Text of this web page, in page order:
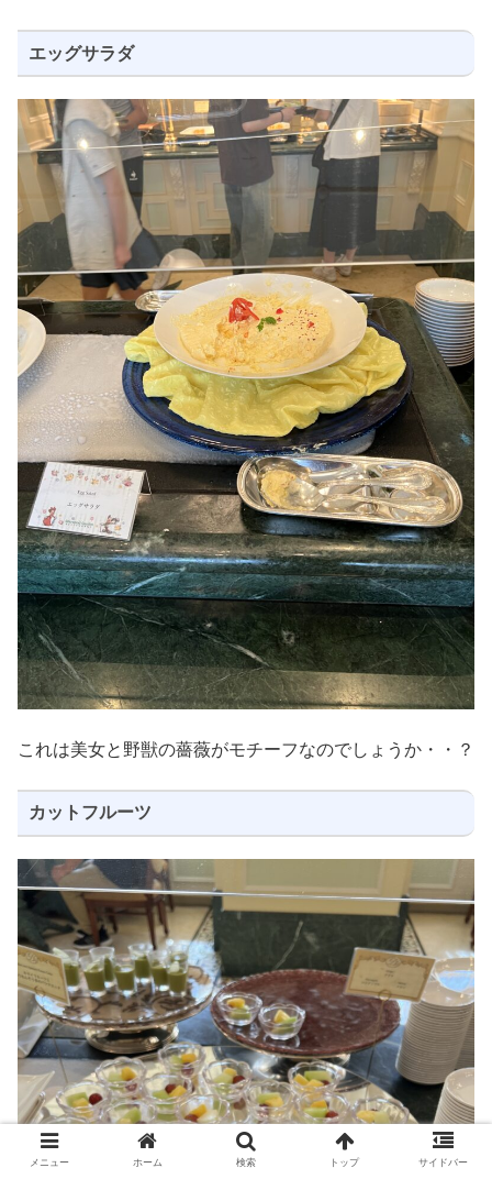
エッグサラダ
これは美女と野獣の薔薇がモチーフなのでしょうか・・？
カットフルーツ
メニュー ホーム 検索 トップ サイドバー